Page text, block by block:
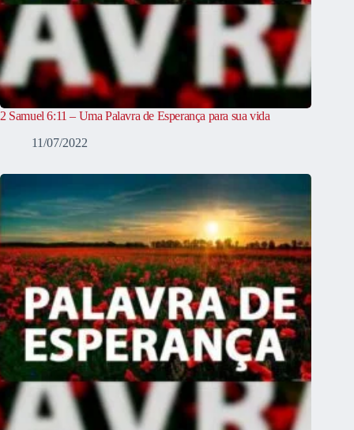
2 Samuel 6:11 – Uma Palavra de Esperança para sua vida
11/07/2022